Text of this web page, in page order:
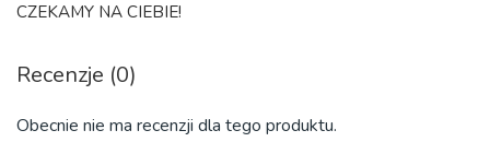
CZEKAMY NA CIEBIE!
Recenzje (0)
Obecnie nie ma recenzji dla tego produktu.